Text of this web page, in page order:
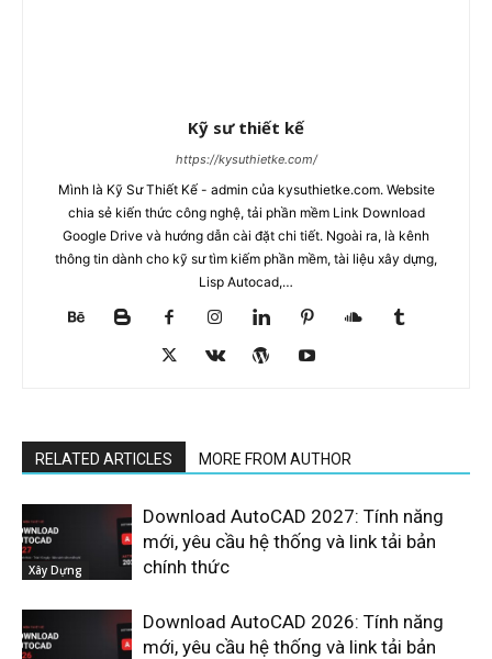
Kỹ sư thiết kế
https://kysuthietke.com/
Mình là Kỹ Sư Thiết Kế - admin của kysuthietke.com. Website
chia sẻ kiến thức công nghệ, tải phần mềm Link Download
Google Drive và hướng dẫn cài đặt chi tiết. Ngoài ra, là kênh
thông tin dành cho kỹ sư tìm kiếm phần mềm, tài liệu xây dựng,
Lisp Autocad,…
RELATED ARTICLES MORE FROM AUTHOR
Xây Dựng
Download AutoCAD 2027: Tính năng
mới, yêu cầu hệ thống và link tải bản
chính thức
Download AutoCAD 2026: Tính năng
mới, yêu cầu hệ thống và link tải bản